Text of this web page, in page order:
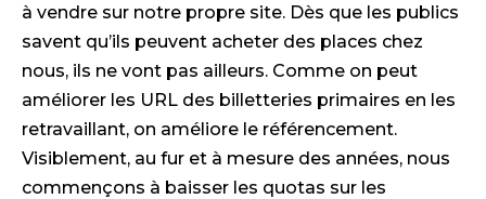
à vendre sur notre propre site. Dès que les publics
savent qu’ils peuvent acheter des places chez
nous, ils ne vont pas ailleurs. Comme on peut
améliorer les URL des billetteries primaires en les
retravaillant, on améliore le référencement.
Visiblement, au fur et à mesure des années, nous
commençons à baisser les quotas sur les